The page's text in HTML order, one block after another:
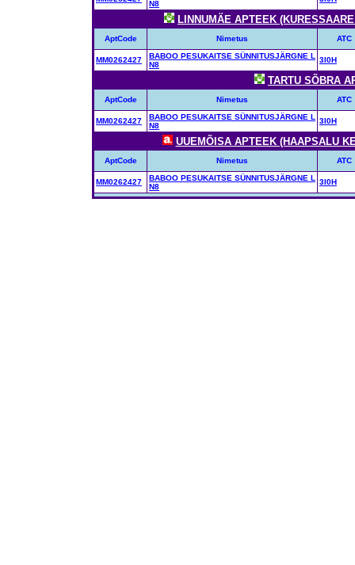
N8
LINNUMÄE APTEEK
AptCode Nimetus ATC
MM0262427
BABOO PESUKAITSE SÜNNITUSJÄRGNE L
N8
3I0H
TARTU SÕBRA
AptCode Nimetus ATC
MM0262427
BABOO PESUKAITSE SÜNNITUSJÄRGNE L
N8
3I0H
UUEMÕISA APTEEK (HAAPSALU
AptCode Nimetus ATC
MM0262427
BABOO PESUKAITSE SÜNNITUSJÄRGNE L
N8
3I0H